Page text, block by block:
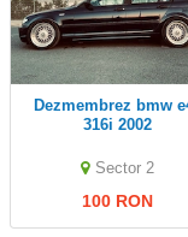
dezmembrez bmw e46
316i 2002
Sector 2
100 RON